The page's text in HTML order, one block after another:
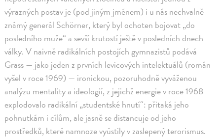
výrazných postav je (pod jiným jménem) i u nás nechvalně
známý generál Schörner, který byl ochoten bojovat „do
posledního muže“ a sevší krutostí ještě v posledních dnech
války. V naivně radikálních postojích gymnazistů podává
Grass — jako jeden z prvních levicových intelektuálů (román
vyšel v roce 1969) — ironickou, pozoruhodně vyváženou
analýzu mentality a ideologií, z jejichž energie v roce 1968
explodovalo radikální „studentské hnutí“: přitaká jeho
pohnutkám i cílům, ale jasně se distancuje od jeho
prostředků, které namnoze vyústily v zaslepený terorismus.